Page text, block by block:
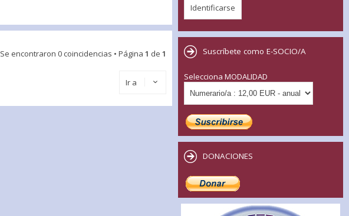
Se encontraron 0 coincidencias • Página 1 de 1
Ir a
Suscríbete como E-SOCIO/A
Selecciona MODALIDAD
DONACIONES